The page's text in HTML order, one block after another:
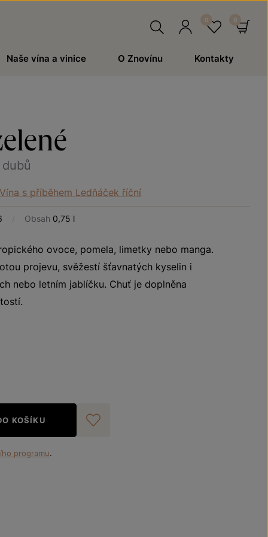
Naše vína a vinice O Znovínu Kontakty
Vína s příběhem Ledňáček říční
/ Obsah 0,75 l
ovoce, pomela, limetky nebo manga.
projevu, svěžestí šťavnatých kyselin i
nebo letním jablíčku. Chuť je doplněna
KOŠÍKU
programu.